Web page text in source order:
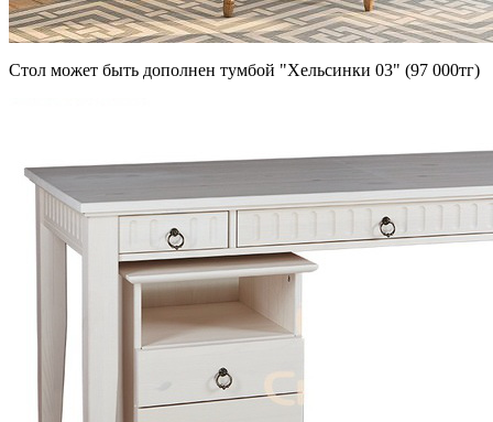
Стол может быть дополнен тумбой "Хельсинки 03" (97 000тг)